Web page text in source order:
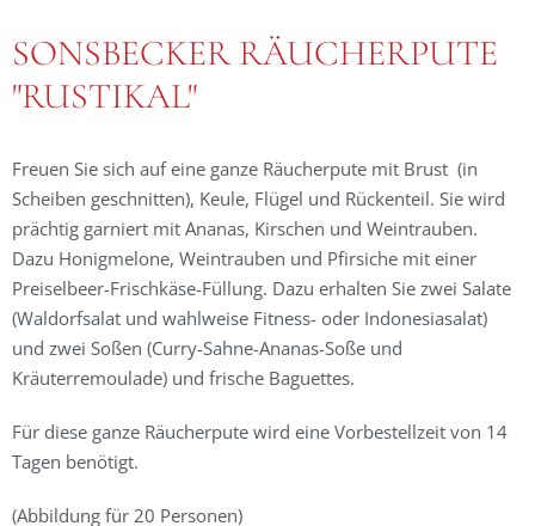
SONSBECKER RÄUCHERPUTE
"RUSTIKAL"
Freuen Sie sich auf eine ganze Räucherpute mit Brust (in
Scheiben geschnitten), Keule, Flügel und Rückenteil. Sie wird
prächtig garniert mit Ananas, Kirschen und Weintrauben.
Dazu Honigmelone, Weintrauben und Pfirsiche mit einer
Preiselbeer-Frischkäse-Füllung. Dazu erhalten Sie zwei Salate
(Waldorfsalat und wahlweise Fitness- oder Indonesiasalat)
und zwei Soßen (Curry-Sahne-Ananas-Soße und
Kräuterremoulade) und frische Baguettes.
Für diese ganze Räucherpute wird eine Vorbestellzeit von 14
Tagen benötigt.
(Abbildung für 20 Personen)